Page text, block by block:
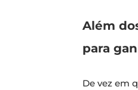
Além
para
De vez em